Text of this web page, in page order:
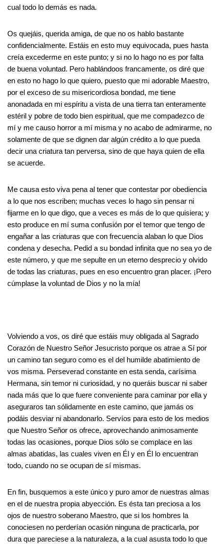
cual todo lo demás es nada.
Os quejáis, querida amiga, de que no os hablo bastante
confidencialmente. Estáis en esto muy equivocada, pues hasta
creía excederme en este punto; y si no lo hago no es por falta
de buena voluntad. Pero hablándoos francamente, os diré que
en esto no hago lo que quiero, puesto que mi adorable Maestro,
por el exceso de su misericordiosa bondad, me tiene
anonadada en mi espíritu a vista de una tierra tan enteramente
estéril y pobre de todo bien espiritual, que me compadezco de
mí y me causo horror a mí misma y no acabo de admirarme, no
solamente de que se dignen dar algún crédito a lo que pueda
decir una criatura tan perversa, sino de que haya quien de ella
se acuerde.
Me causa esto viva pena al tener que contestar por obediencia
a lo que nos escriben; muchas veces lo hago sin pensar ni
fijarme en lo que digo, que a veces es más de lo que quisiera; y
esto produce en mí suma confusión por el temor que tengo de
engañar a las criaturas que con frecuencia alaban lo que Dios
condena y desecha. Pedid a su bondad infinita que no sea yo de
este número, y que me sepulte en un eterno desprecio y olvido
de todas las criaturas, pues en eso encuentro gran placer. ¡Pero
cúmplase la voluntad de Dios y no la mía!
Volviendo a vos, os diré que estáis muy obligada al Sagrado
Corazón de Nuestro Señor Jesucristo porque os atrae a Sí por
un camino tan seguro como es el del humilde abatimiento de
vos misma. Perseverad constante en esta senda, carísima
Hermana, sin temor ni curiosidad, y no queráis buscar ni saber
nada más que lo que fuere conveniente para caminar por ella y
aseguraros tan sólidamente en este camino, que jamás os
podáis desviar ni abandonarlo. Servíos para esto de los medios
que Nuestro Señor os ofrece, aprovechando animosamente
todas las ocasiones, porque Dios sólo se complace en las
almas abatidas, las cuales viven en Él y en Él lo encuentran
todo, cuando no se ocupan de sí mismas.
En fin, busquemos a este único y puro amor de nuestras almas
en el de nuestra propia abyección. Es ésta tan preciosa a los
ojos de nuestro soberano Maestro, que si los hombres la
conociesen no perderían ocasión ninguna de practicarla, por
dura que pareciese a la naturaleza, a la cual asusta todo lo que